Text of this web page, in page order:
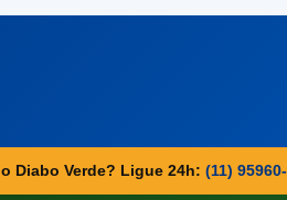
Diabo Verde? Ligue 24h: (11)